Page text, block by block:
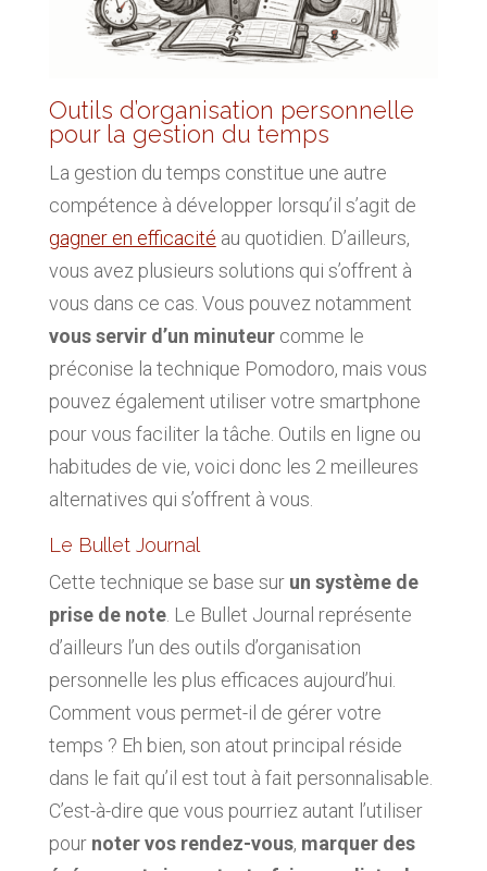
Outils d’organisation personnelle
pour la gestion du temps
La gestion du temps constitue une autre
compétence à développer lorsqu’il s’agit de
gagner en efficacité au quotidien. D’ailleurs,
vous avez plusieurs solutions qui s’offrent à
vous dans ce cas. Vous pouvez notamment
vous servir d’un minuteurcomme le
préconise la technique Pomodoro, mais vous
pouvez également utiliser votre smartphone
pour vous faciliter la tâche. Outils en ligne ou
habitudes de vie, voici donc les 2 meilleures
alternatives qui s’offrent à vous.
Le Bullet Journal
Cette technique se base sur un système de
prise de note. Le Bullet Journal représente
d’ailleurs l’un des outils d’organisation
personnelle les plus efficaces aujourd’hui.
Comment vous permet-il de gérer votre
temps ? Eh bien, son atout principal réside
dans le fait qu’il est tout à fait personnalisable.
C’est-à-dire que vous pourriez autant l’utiliser
pour noter vos rendez-vous, marquer des